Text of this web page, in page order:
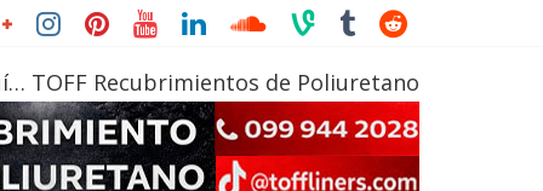
TOFF Recubrimientos de Poliuretano